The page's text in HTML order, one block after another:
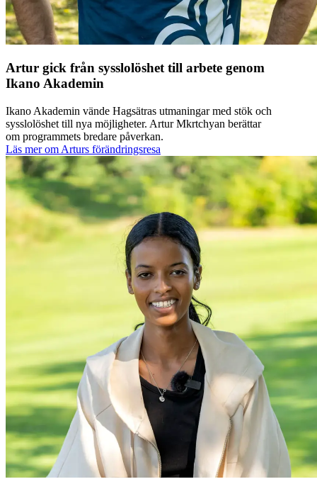
Artur gick från sysslolöshet till arbete genom
Ikano Akademin
Ikano Akademin vände Hagsätras utmaningar med stök och
sysslolöshet till nya möjligheter. Artur Mkrtchyan berättar
om programmets bredare påverkan.
Läs mer om Arturs förändringsresa